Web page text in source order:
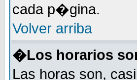
cada p�gina.
Volver arriba
�Los horarios
Las horas son,